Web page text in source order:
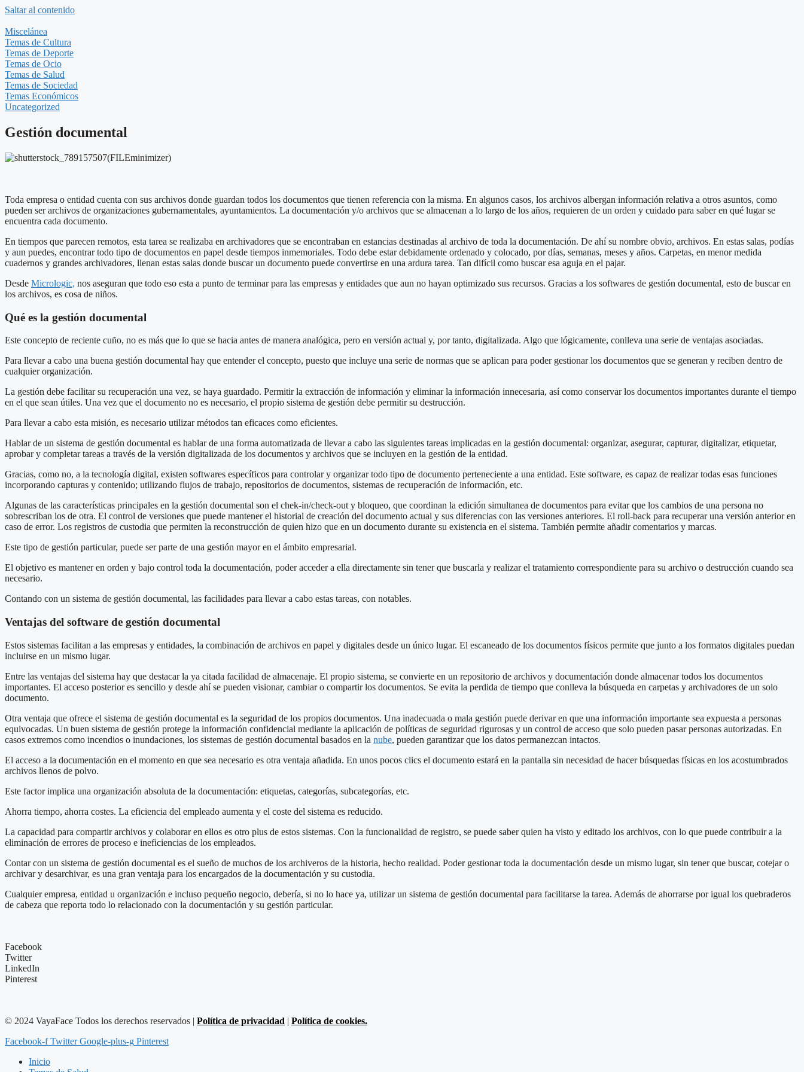
Saltar al contenido
Miscelánea
Temas de Cultura
Temas de Deporte
Temas de Ocio
Temas de Salud
Temas de Sociedad
Temas Económicos
Uncategorized
Gestión documental
Toda empresa o entidad cuenta con sus archivos donde guardan todos los documentos que tienen referencia con la misma. En algunos casos, los archivos albergan información relativa a otros asuntos, como
pueden ser archivos de organizaciones gubernamentales, ayuntamientos. La documentación y/o archivos que se almacenan a lo largo de los años, requieren de un orden y cuidado para saber en qué lugar se
encuentra cada documento.
En tiempos que parecen remotos, esta tarea se realizaba en archivadores que se encontraban en estancias destinadas al archivo de toda la documentación. De ahí su nombre obvio, archivos. En estas salas, podías
y aun puedes, encontrar todo tipo de documentos en papel desde tiempos inmemoriales. Todo debe estar debidamente ordenado y colocado, por días, semanas, meses y años. Carpetas, en menor medida
cuadernos y grandes archivadores, llenan estas salas donde buscar un documento puede convertirse en una ardura tarea. Tan difícil como buscar esa aguja en el pajar.
Desde Micrologic, nos aseguran que todo eso esta a punto de terminar para las empresas y entidades que aun no hayan optimizado sus recursos. Gracias a los softwares de gestión documental, esto de buscar en
los archivos, es cosa de niños.
Qué es la gestión documental
Este concepto de reciente cuño, no es más que lo que se hacia antes de manera analógica, pero en versión actual y, por tanto, digitalizada. Algo que lógicamente, conlleva una serie de ventajas asociadas.
Para llevar a cabo una buena gestión documental hay que entender el concepto, puesto que incluye una serie de normas que se aplican para poder gestionar los documentos que se generan y reciben dentro de
cualquier organización.
La gestión debe facilitar su recuperación una vez, se haya guardado. Permitir la extracción de información y eliminar la información innecesaria, así como conservar los documentos importantes durante el tiempo
en el que sean útiles. Una vez que el documento no es necesario, el propio sistema de gestión debe permitir su destrucción.
Para llevar a cabo esta misión, es necesario utilizar métodos tan eficaces como eficientes.
Hablar de un sistema de gestión documental es hablar de una forma automatizada de llevar a cabo las siguientes tareas implicadas en la gestión documental: organizar, asegurar, capturar, digitalizar, etiquetar,
aprobar y completar tareas a través de la versión digitalizada de los documentos y archivos que se incluyen en la gestión de la entidad.
Gracias, como no, a la tecnología digital, existen softwares específicos para controlar y organizar todo tipo de documento perteneciente a una entidad. Este software, es capaz de realizar todas esas funciones
incorporando capturas y contenido; utilizando flujos de trabajo, repositorios de documentos, sistemas de recuperación de información, etc.
Algunas de las características principales en la gestión documental son el chek-in/check-out y bloqueo, que coordinan la edición simultanea de documentos para evitar que los cambios de una persona no
sobrescriban los de otra. El control de versiones que puede mantener el historial de creación del documento actual y sus diferencias con las versiones anteriores. El roll-back para recuperar una versión anterior en
caso de error. Los registros de custodia que permiten la reconstrucción de quien hizo que en un documento durante su existencia en el sistema. También permite añadir comentarios y marcas.
Este tipo de gestión particular, puede ser parte de una gestión mayor en el ámbito empresarial.
El objetivo es mantener en orden y bajo control toda la documentación, poder acceder a ella directamente sin tener que buscarla y realizar el tratamiento correspondiente para su archivo o destrucción cuando sea
necesario.
Contando con un sistema de gestión documental, las facilidades para llevar a cabo estas tareas, con notables.
Ventajas del software de gestión documental
Estos sistemas facilitan a las empresas y entidades, la combinación de archivos en papel y digitales desde un único lugar. El escaneado de los documentos físicos permite que junto a los formatos digitales puedan
incluirse en un mismo lugar.
Entre las ventajas del sistema hay que destacar la ya citada facilidad de almacenaje. El propio sistema, se convierte en un repositorio de archivos y documentación donde almacenar todos los documentos
importantes. El acceso posterior es sencillo y desde ahí se pueden visionar, cambiar o compartir los documentos. Se evita la perdida de tiempo que conlleva la búsqueda en carpetas y archivadores de un solo
documento.
Otra ventaja que ofrece el sistema de gestión documental es la seguridad de los propios documentos. Una inadecuada o mala gestión puede derivar en que una información importante sea expuesta a personas
equivocadas. Un buen sistema de gestión protege la información confidencial mediante la aplicación de políticas de seguridad rigurosas y un control de acceso que solo pueden pasar personas autorizadas. En
casos extremos como incendios o inundaciones, los sistemas de gestión documental basados en la nube, pueden garantizar que los datos permanezcan intactos.
El acceso a la documentación en el momento en que sea necesario es otra ventaja añadida. En unos pocos clics el documento estará en la pantalla sin necesidad de hacer búsquedas físicas en los acostumbrados
archivos llenos de polvo.
Este factor implica una organización absoluta de la documentación: etiquetas, categorías, subcategorías, etc.
Ahorra tiempo, ahorra costes. La eficiencia del empleado aumenta y el coste del sistema es reducido.
La capacidad para compartir archivos y colaborar en ellos es otro plus de estos sistemas. Con la funcionalidad de registro, se puede saber quien ha visto y editado los archivos, con lo que puede contribuir a la
eliminación de errores de proceso e ineficiencias de los empleados.
Contar con un sistema de gestión documental es el sueño de muchos de los archiveros de la historia, hecho realidad. Poder gestionar toda la documentación desde un mismo lugar, sin tener que buscar, cotejar o
archivar y desarchivar, es una gran ventaja para los encargados de la documentación y su custodia.
Cualquier empresa, entidad u organización e incluso pequeño negocio, debería, si no lo hace ya, utilizar un sistema de gestión documental para facilitarse la tarea. Además de ahorrarse por igual los quebraderos
de cabeza que reporta todo lo relacionado con la documentación y su gestión particular.
Facebook
Twitter
LinkedIn
Pinterest
© 2024 VayaFace Todos los derechos reservados | Política de privacidad | Política de cookies.
Facebook-f Twitter Google-plus-g Pinterest
Inicio